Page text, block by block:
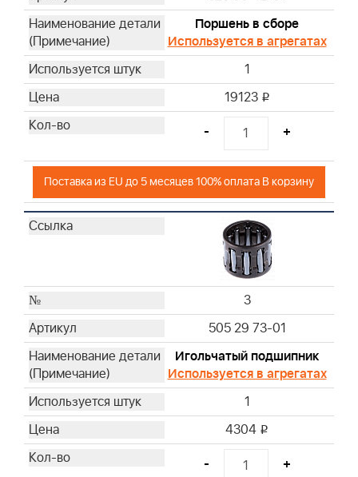
Поршень в сборе
Используется в агрегатах
1
19123 i
- +
Поставка из EU до 5 месяцев 100% оплата В корзину
3
505 29 73-01
Игольчатый подшипник
Используется в агрегатах
1
4304 i
- +